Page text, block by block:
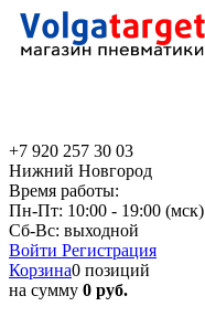
+7 920 257 30 03
Нижний Новгород
Время работы:
Пн-Пт: 10:00 - 19:00 (мск)
Сб-Вс: выходной
Войти Регистрация
Корзина0 позиций
на сумму 0 руб.